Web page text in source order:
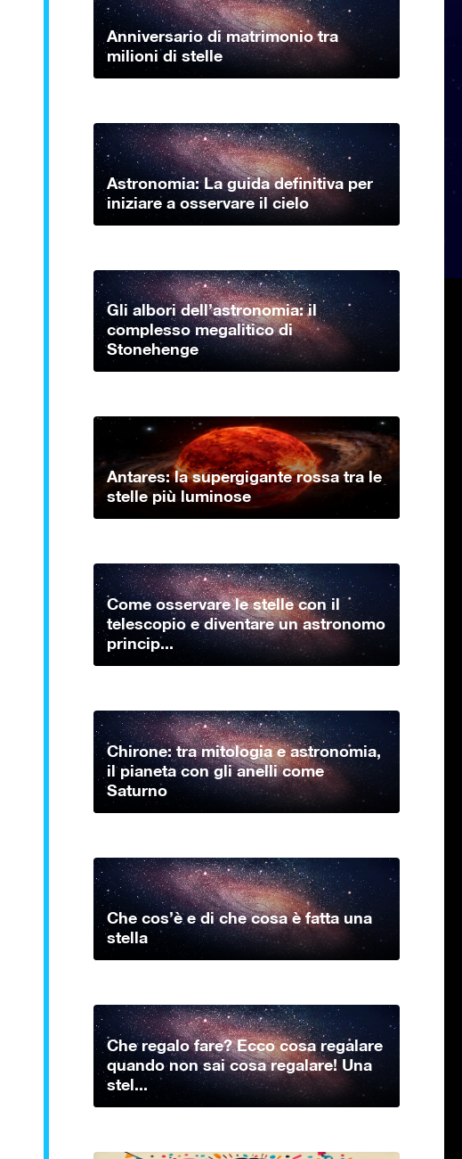
Anniversario di matrimonio tra
milioni di stelle
Astronomia: La guida definitiva per
iniziare a osservare il cielo
Gli albori dell’astronomia: il
complesso megalitico di
Stonehenge
Antares: la supergigante rossa tra le
stelle più luminose
Come osservare le stelle con il
telescopio e diventare un astronomo
princip...
Chirone: tra mitologia e astronomia,
il pianeta con gli anelli come
Saturno
Che cos’è e di che cosa è fatta una
stella
Che regalo fare? Ecco cosa regalare
quando non sai cosa regalare! Una
stel...